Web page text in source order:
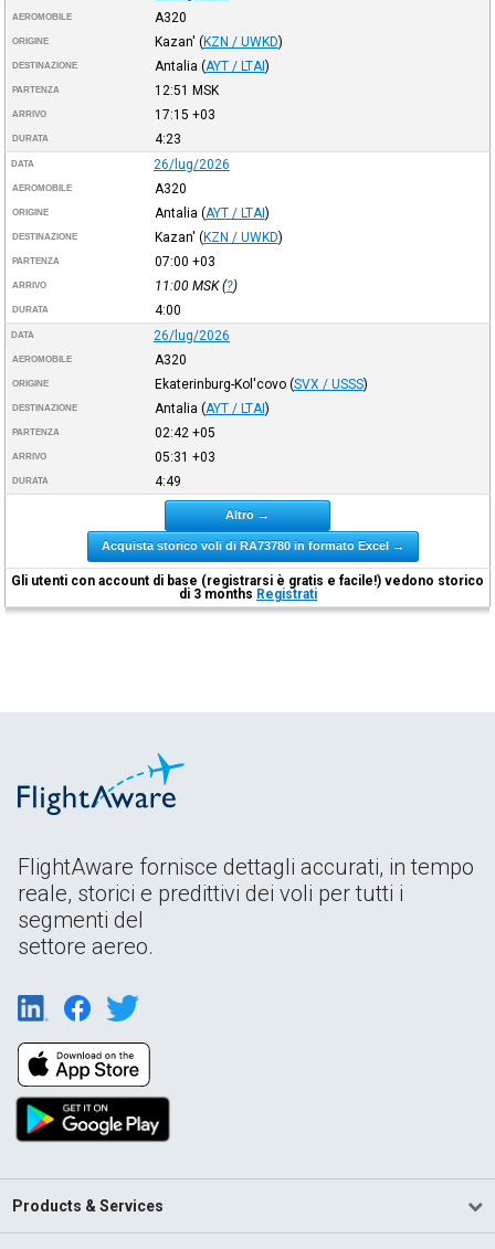
AEROMOBILE A320
ORIGINE Kazan' (KZN / UWKD)
DESTINAZIONE Antalia (AYT / LTAI)
PARTENZA 12:51 MSK
ARRIVO 17:15 +03
DURATA 4:23
DATA 26/lug/2026
AEROMOBILE A320
ORIGINE Antalia (AYT / LTAI)
DESTINAZIONE Kazan' (KZN / UWKD)
PARTENZA 07:00 +03
ARRIVO 11:00 MSK(?)
DURATA 4:00
DATA 26/lug/2026
AEROMOBILE A320
ORIGINE Ekaterinburg-Kol'covo (SVX / USSS)
DESTINAZIONE Antalia (AYT / LTAI)
PARTENZA 02:42 +05
ARRIVO 05:31 +03
DURATA 4:49
Altro →
Acquista storico voli di RA73780 in formato Excel →
Gli utenti con account di base (registrarsi è gratis e facile!) vedono storico
di 3 months Registrati
FlightAware fornisce dettagli accurati, in tempo
reale, storici e predittivi dei voli per tutti i
segmenti del
settore aereo.
Products & Services